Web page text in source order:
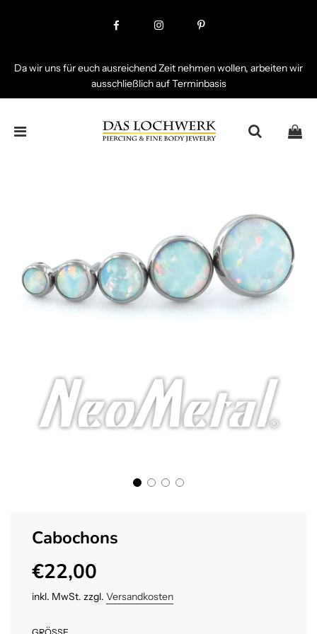
Da wir uns für euch ausreichend Zeit nehmen wollen, arbeiten wir
ausschließlich auf Terminbasis
Cabochons
Sonderpreis
Normaler
Preis
€22,00
inkl. MwSt. zzgl. Versandkosten
GRÖSSE